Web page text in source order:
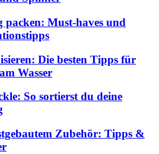
packen: Must-haves und
Die besten Tipps für
Wasser
So sortierst du deine
Zubehör: Tipps &